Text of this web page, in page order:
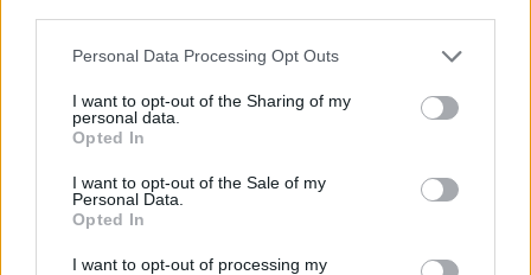
Please note that this website/app uses one or more Google
not limited to your visit or usage behaviour. You may click to
grant or deny consent to Google and its third-party tags to
use your data for below specified purposes in below Google
consent section.
Personal Data Processing Opt Outs
I want to opt-out of the Sharing of my
personal data.
Opted In
I want to opt-out of the Sale of my
Personal Data.
Opted In
I want to opt-out of processing my
recherche du ministère du travail, compilées dans le livre
« Aide à domicile, un métier en difficulté » (François-
Xavier Devetter, Annie Dussuet et Emmanuelle Puissant,
Ed. de l’Atelier, 2023), « quand on compare le temps payé
au temps réel de travail, on découvre qu’il ne représente